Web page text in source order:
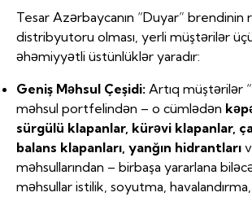
Tesar Azərbaycanın “Duyar” brendinin
distribyutoru olması, yerli müştərilər
əhəmiyyətli üstünlüklər yaradır:
Geniş Məhsul Çeşidi: Artıq müştərilər
məhsul portfelindən – o cümlədən
sürgülü klapanlar, kürəvi klapanlar,
balans klapanları, yanğın hidrantları
məhsullarından – birbaşa yararlana
məhsullar istilik, soyutma,